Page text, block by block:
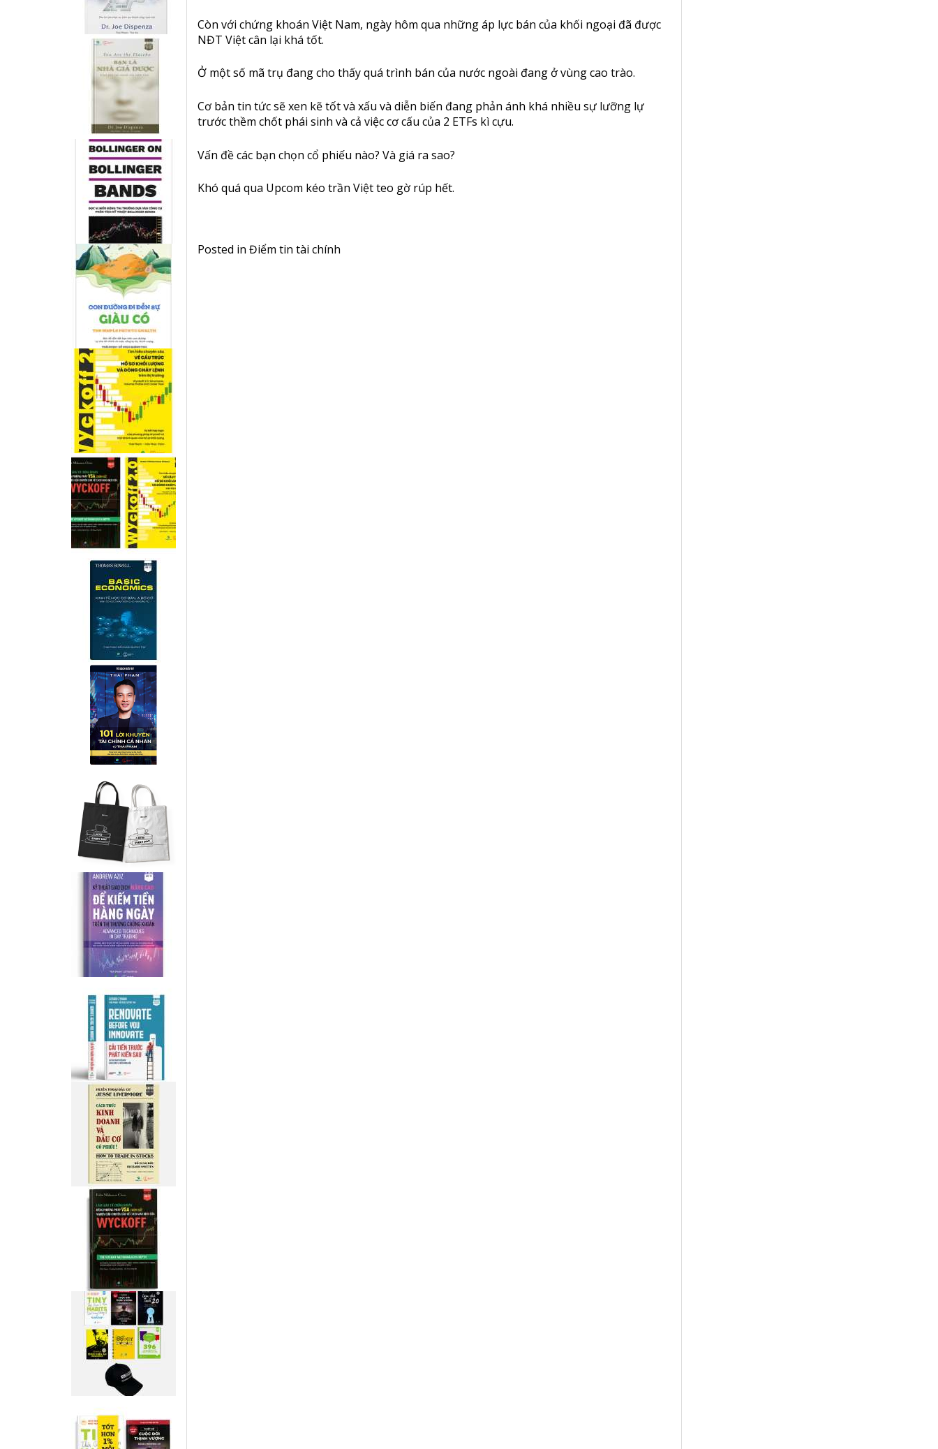
Còn với chứng khoán Việt Nam, ngày hôm qua những áp lực bán của khối ngoại đã được
NĐT Việt cân lại khá tốt.
Ở một số mã trụ đang cho thấy quá trình bán của nước ngoài đang ở vùng cao trào.
Cơ bản tin tức sẽ xen kẽ tốt và xấu và diễn biến đang phản ánh khá nhiều sự lưỡng lự
trước thềm chốt phái sinh và cả việc cơ cấu của 2 ETFs kì cựu.
Vấn đề các bạn chọn cổ phiếu nào? Và giá ra sao?
Khó quá qua Upcom kéo trần Việt teo gờ rúp hết.
Posted in Điểm tin tài chính